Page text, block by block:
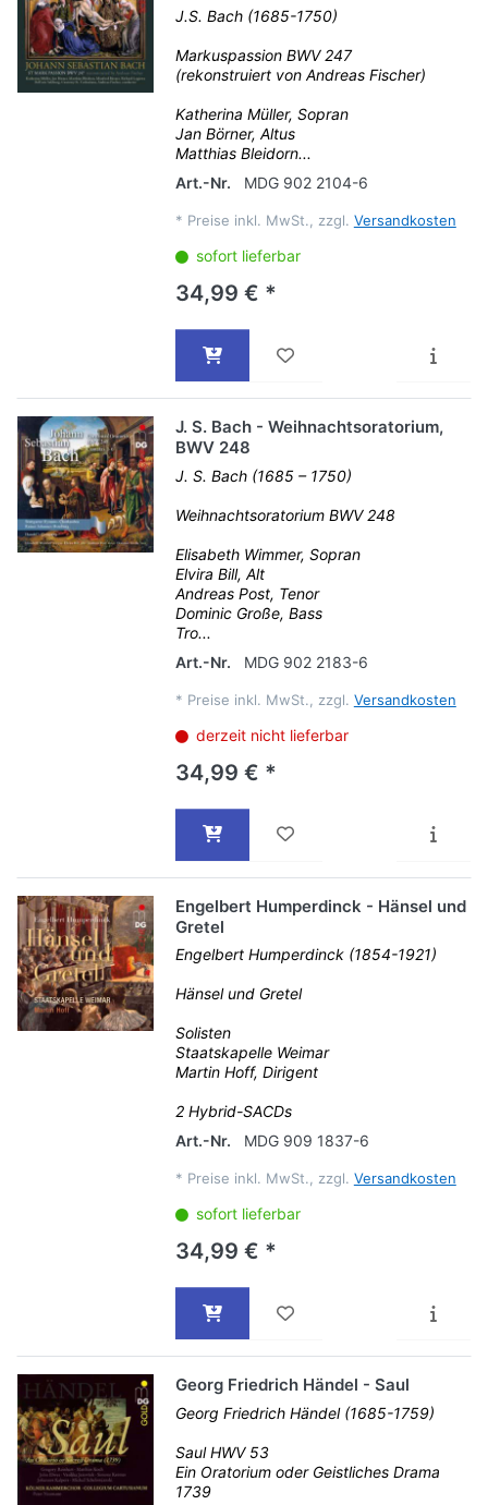
J.S. Bach (1685-1750)
Markuspassion BWV 247
(rekonstruiert von Andreas Fischer)
Katherina Müller, Sopran
Jan Börner, Altus
Matthias Bleidorn...
Art.-Nr.
MDG 902 2104-6
* Preise inkl. MwSt., zzgl. Versandkosten
sofort lieferbar
34,99 € *
J. S. Bach - Weihnachtsoratorium,
BWV 248
J. S. Bach (1685 – 1750)
Weihnachtsoratorium BWV 248
Elisabeth Wimmer, Sopran
Elvira Bill, Alt
Andreas Post, Tenor
Dominic Große, Bass
Tro...
Art.-Nr.
MDG 902 2183-6
* Preise inkl. MwSt., zzgl. Versandkosten
derzeit nicht lieferbar
34,99 € *
Engelbert Humperdinck - Hänsel und
Gretel
Engelbert Humperdinck (1854-1921)
Hänsel und Gretel
Solisten
Staatskapelle Weimar
Martin Hoff, Dirigent
2 Hybrid-SACDs
Art.-Nr.
MDG 909 1837-6
* Preise inkl. MwSt., zzgl. Versandkosten
sofort lieferbar
34,99 € *
Georg Friedrich Händel - Saul
Georg Friedrich Händel (1685-1759)
Saul HWV 53
Ein Oratorium oder Geistliches Drama
1739